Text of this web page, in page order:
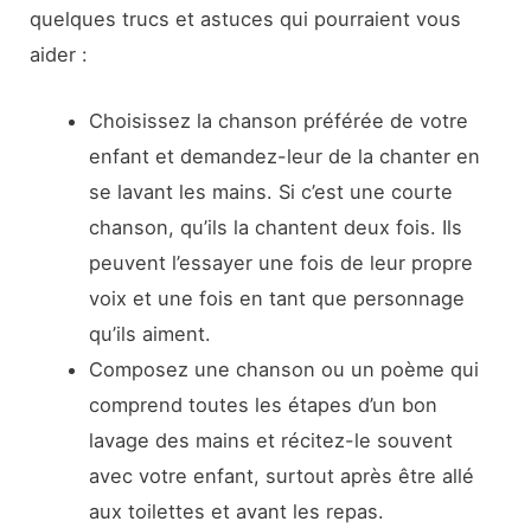
quelques trucs et astuces qui pourraient vous
aider :
Choisissez la chanson préférée de votre
enfant et demandez-leur de la chanter en
se lavant les mains. Si c’est une courte
chanson, qu’ils la chantent deux fois. Ils
peuvent l’essayer une fois de leur propre
voix et une fois en tant que personnage
qu’ils aiment.
Composez une chanson ou un poème qui
comprend toutes les étapes d’un bon
lavage des mains et récitez-le souvent
avec votre enfant, surtout après être allé
aux toilettes et avant les repas.